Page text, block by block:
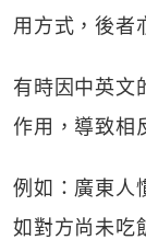
用方式，後者
有時因中英文
作用，導致相
例如：廣東人
如對方尚未吃